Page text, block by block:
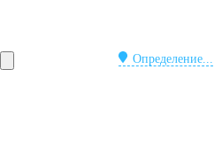
Определение...
Поиск